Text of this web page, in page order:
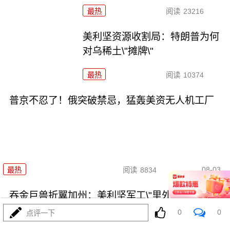
最热 阅读 23216
美利坚资源收割局：特朗普为何
对乌稀土\"摊牌\"
最热 阅读 10374
普京不忍了！俄突破禁忌，猛轰美资无人机工厂
最热 阅读 8834 08-03
吞金巨兽折翼加州：美利坚军工\"里外掏空\"困局
点评一下 0 0